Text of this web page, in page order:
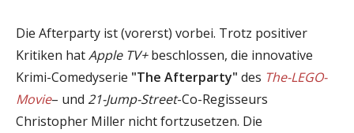
Die Afterparty ist (vorerst) vorbei. Trotz positiver
Kritiken hatApple TV+beschlossen, die innovative
Krimi-Comedyserie "The Afterparty" des The-LEGO-
Movie– und 21-Jump-Street-Co-Regisseurs
Christopher Miller nicht fortzusetzen. Die